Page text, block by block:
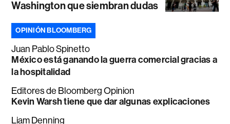
Washington que siembran dudas
OPINIÓN BLOOMBERG
Juan Pablo Spinetto
México está ganando la guerra comercial gracias a
la hospitalidad
Editores de Bloomberg Opinion
Kevin Warsh tiene que dar algunas explicaciones
Liam Denning